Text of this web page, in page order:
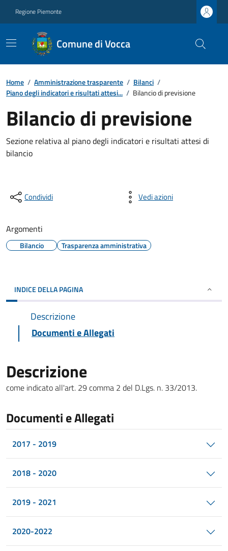
Regione Piemonte
Comune di Vocca
Home / Amministrazione trasparente / Bilanci /
Piano degli indicatori e risultati attesi... / Bilancio di previsione
Bilancio di previsione
Sezione relativa al piano degli indicatori e risultati attesi di
bilancio
Condividi Vedi azioni
Argomenti
Bilancio Trasparenza amministrativa
INDICE DELLA PAGINA
Descrizione
Documenti e Allegati
Descrizione
come indicato all'art. 29 comma 2 del D.Lgs. n. 33/2013.
Documenti e Allegati
2017 - 2019
2018 - 2020
2019 - 2021
2020-2022